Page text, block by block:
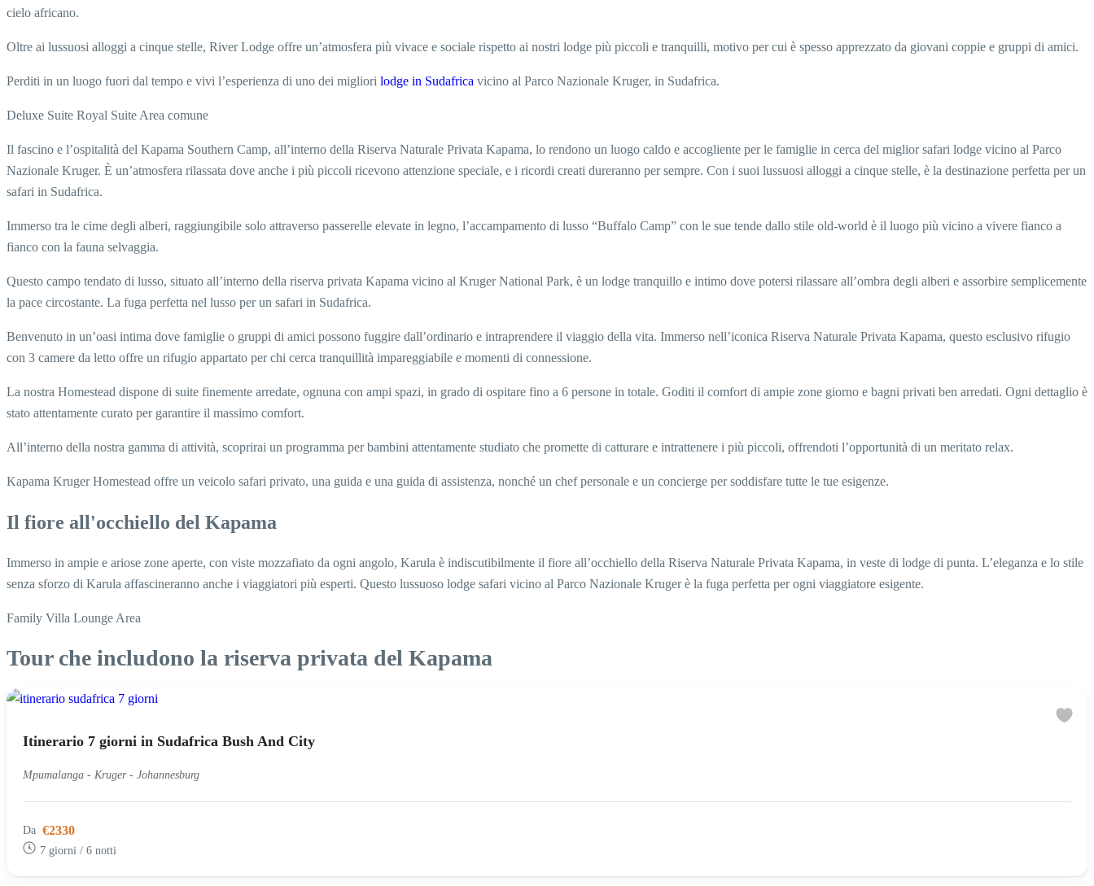
cielo africano.
Oltre ai lussuosi alloggi a cinque stelle, River Lodge offre un’atmosfera più vivace e sociale rispetto ai nostri lodge più piccoli e tranquilli, motivo per cui è spesso apprezzato da giovani coppie e gruppi di amici.
Perditi in un luogo fuori dal tempo e vivi l’esperienza di uno dei migliori lodge in Sudafrica vicino al Parco Nazionale Kruger, in Sudafrica.
Deluxe Suite Royal Suite Area comune
Il fascino e l’ospitalità del Kapama Southern Camp, all’interno della Riserva Naturale Privata Kapama, lo rendono un luogo caldo e accogliente per le famiglie in cerca del miglior safari lodge vicino al Parco
Nazionale Kruger. È un’atmosfera rilassata dove anche i più piccoli ricevono attenzione speciale, e i ricordi creati dureranno per sempre. Con i suoi lussuosi alloggi a cinque stelle, è la destinazione perfetta per un
safari in Sudafrica.
Immerso tra le cime degli alberi, raggiungibile solo attraverso passerelle elevate in legno, l’accampamento di lusso “Buffalo Camp” con le sue tende dallo stile old-world è il luogo più vicino a vivere fianco a
fianco con la fauna selvaggia.
Questo campo tendato di lusso, situato all’interno della riserva privata Kapama vicino al Kruger National Park, è un lodge tranquillo e intimo dove potersi rilassare all’ombra degli alberi e assorbire semplicemente
la pace circostante. La fuga perfetta nel lusso per un safari in Sudafrica.
Benvenuto in un’oasi intima dove famiglie o gruppi di amici possono fuggire dall’ordinario e intraprendere il viaggio della vita. Immerso nell’iconica Riserva Naturale Privata Kapama, questo esclusivo rifugio
con 3 camere da letto offre un rifugio appartato per chi cerca tranquillità impareggiabile e momenti di connessione.
La nostra Homestead dispone di suite finemente arredate, ognuna con ampi spazi, in grado di ospitare fino a 6 persone in totale. Goditi il ​​comfort di ampie zone giorno e bagni privati ben arredati. Ogni dettaglio è
stato attentamente curato per garantire il massimo comfort.
All’interno della nostra gamma di attività, scoprirai un programma per bambini attentamente studiato che promette di catturare e intrattenere i più piccoli, offrendoti l’opportunità di un meritato relax.
Kapama Kruger Homestead offre un veicolo safari privato, una guida e una guida di assistenza, nonché un chef personale e un concierge per soddisfare tutte le tue esigenze.
Il fiore all'occhiello del Kapama
Immerso in ampie e ariose zone aperte, con viste mozzafiato da ogni angolo, Karula è indiscutibilmente il fiore all’occhiello della Riserva Naturale Privata Kapama, in veste di lodge di punta. L’eleganza e lo stile
senza sforzo di Karula affascineranno anche i viaggiatori più esperti. Questo lussuoso lodge safari vicino al Parco Nazionale Kruger è la fuga perfetta per ogni viaggiatore esigente.
Family Villa Lounge Area
Tour che includono la riserva privata del Kapama
Itinerario 7 giorni in Sudafrica Bush And City
Mpumalanga - Kruger - Johannesburg
Da €2330
7 giorni / 6 notti